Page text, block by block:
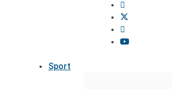
Sport